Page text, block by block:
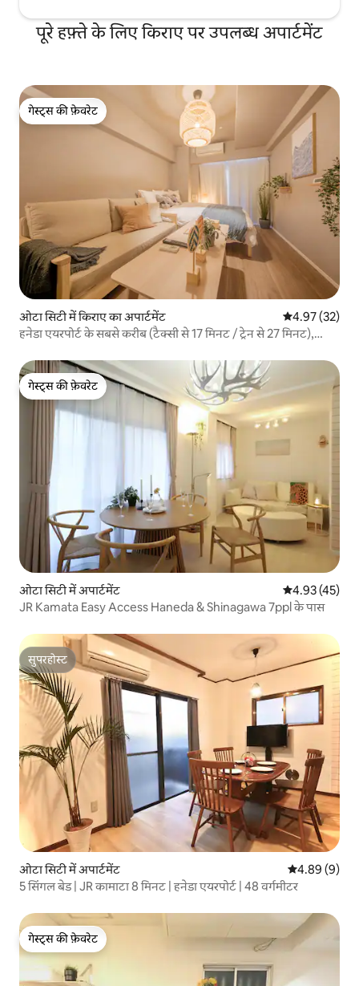
पूरे हफ़्ते के लिए किराए पर उपलब्ध अपार्टमेंट
गेस्ट्स की फ़ेवरेट
गेस्ट्स की फ़ेवरेट
ओटा सिटी में किराए का अपार्टमेंट औसत रेटिंग 5 में
4.97 (32)
हनेडा एयरपोर्ट के सबसे करीब (टैक्सी से 17 मिनट / ट्रेन से 27 मिनट),
बेड।
गेस्ट्स की फ़ेवरेट
गेस्ट्स की फ़ेवरेट
ओटा सिटी में अपार्टमेंट औसत रेटिंग 5 में
4.93 (45)
JR Kamata Easy Access Haneda & Shinagawa 7ppl के पास
सुपरहोस्ट
सुपरहोस्ट
ओटा सिटी में अपार्टमेंट औसत रेटिंग 5 में
4.89 (9)
5 सिंगल बेड | JR कामाटा 8 मिनट | हनेडा एयरपोर्ट | 48 वर्गमीटर
गेस्ट्स की फ़ेवरेट
गेस्ट्स की फ़ेवरेट